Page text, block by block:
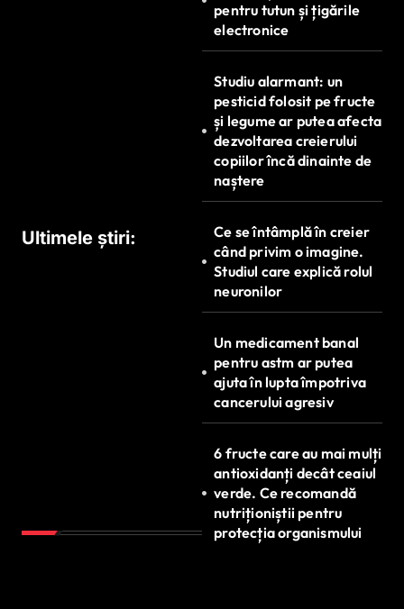
Ultimele știri:
pentru tutun și țigările
electronice
Studiu alarmant: un
pesticid folosit pe fructe
și legume ar putea afecta
dezvoltarea creierului
copiilor încă dinainte de
naștere
Ce se întâmplă în creier
când privim o imagine.
Studiul care explică rolul
neuronilor
Un medicament banal
pentru astm ar putea
ajuta în lupta împotriva
cancerului agresiv
6 fructe care au mai mulți
antioxidanți decât ceaiul
verde. Ce recomandă
nutriționiștii pentru
protecția organismului